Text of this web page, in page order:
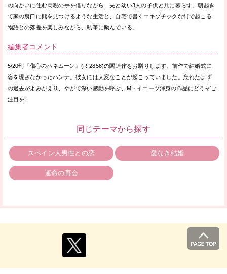
の向かいに住む両親の手を借りながら、夫と幼い3人の子供と共に暮らす。朝起き
て家の裏口に熊を見つけるような生活と、自宅で書くエキゾチックな街で起こる
物語との落差を楽しみながら、執筆に励んでいる。
編集者コメント
5/20刊『傷心のハネムーン』(R-2858)の関連作をお贈りします。前作で結婚式に
姿を現さなかったハンナ。彼女には大変なことが起こっていました。忘れたはず
の過去がよみがえり、やがて深い感動を呼ぶ、M・イエーツ渾身の作品にどうぞご
注目を!
同じテーマから探す
スペイン人男性との恋 愛なき結婚
運命の再会